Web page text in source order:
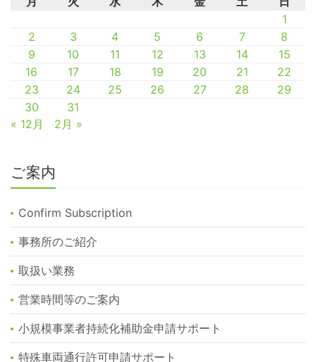
1
2
3 4 5 6 7
8
9
10 11 12 13 14
15
16
17 18 19 20 21
22
23
24 25 26 27 28
29
30
31
« 12月
2月 »
ご案内
Confirm Subscription
事務所のご紹介
取扱い業務
営業時間等のご案内
小規模事業者持続化補助金申請サポート
特殊車両通行許可申請サポート